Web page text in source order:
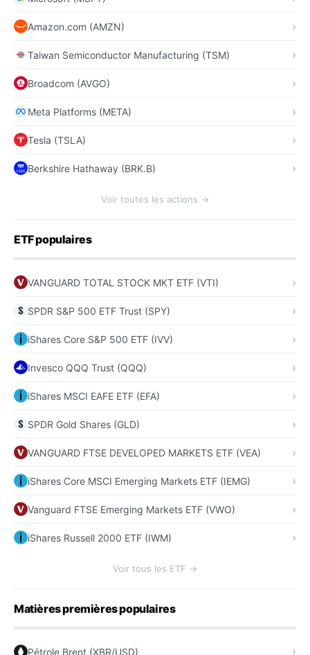
Amazon.com (AMZN)
Taiwan Semiconductor Manufacturing (TSM)
Broadcom (AVGO)
Meta Platforms (META)
Tesla (TSLA)
Berkshire Hathaway (BRK.B)
Voir toutes les actions →
ETF populaires
VANGUARD TOTAL STOCK MKT ETF (VTI)
SPDR S&P 500 ETF Trust (SPY)
iShares Core S&P 500 ETF (IVV)
Invesco QQQ Trust (QQQ)
iShares MSCI EAFE ETF (EFA)
SPDR Gold Shares (GLD)
VANGUARD FTSE DEVELOPED MARKETS ETF (VEA)
iShares Core MSCI Emerging Markets ETF (IEMG)
Vanguard FTSE Emerging Markets ETF (VWO)
iShares Russell 2000 ETF (IWM)
Voir tous les ETF →
Matières premières populaires
Pétrole Brent (XBR/USD)